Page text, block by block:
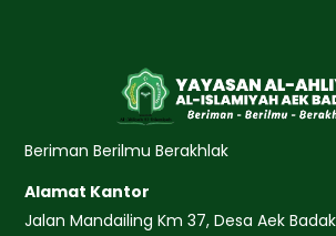
Beriman Berilmu Berakhlak
Alamat Kantor
Jalan Mandailing Km 37, Desa Aek